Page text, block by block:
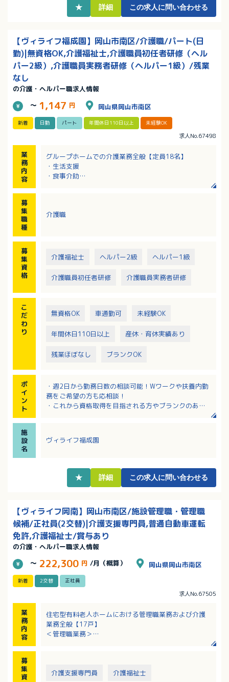
保育手当も支給あり！
★ 詳細 この求人に問い合わせる
【ヴィライフ福成園】岡山市南区/介護職/パート(日
勤)|無資格OK,介護福祉士,介護職員初任者研修（ヘル
パー2級）,介護職員実務者研修（ヘルパー1級）/残業
なし
の介護・ヘルパー職求人情報
～ 1,147 円 岡山県岡山市南区
新着 日勤 パート 年間休日110日以上 未経験OK
求人No.67498
業
務
内
容
グループホームでの介護業務全般【定員18名】
・生活支援
・食事介助
・介護記録の記入
募
集
職
種
介護職
募
集
資
格
介護福祉士 ヘルパー2級 ヘルパー1級
介護職員初任者研修 介護職員実務者研修
こ
だ
わ
り
無資格OK 車通勤可 未経験OK
年間休日110日以上 産休・育休実績あり
残業ほぼなし ブランクOK
ポ
イ
ン
ト
・週2日から勤務日数の相談可能！Wワークや扶養内勤
務をご希望の方も応相談！
・これから資格取得を目指される方やブランクのある
・介護福祉士の資格をお持ちの方は、資格手当月5,000
円の支給あり！
施
設
名
ヴィライフ福成園
★ 詳細 この求人に問い合わせる
【ヴィライフ岡南】岡山市南区/施設管理職・管理職
候補/正社員(2交替)|介護支援専門員,普通自動車運転
免許,介護福祉士/賞与あり
の介護・ヘルパー職求人情報
～ 222,300 円 /月（概算） 岡山県岡山市南区
新着 2交替 正社員
求人No.67505
業
務
内
容
住宅型有料老人ホームにおける管理職業務および介護
業務全般【17戸】
＜管理職業務＞
・ご家族、病院関係との対応（入居時の契約等）、面
募
集
資
介護支援専門員 介護福祉士